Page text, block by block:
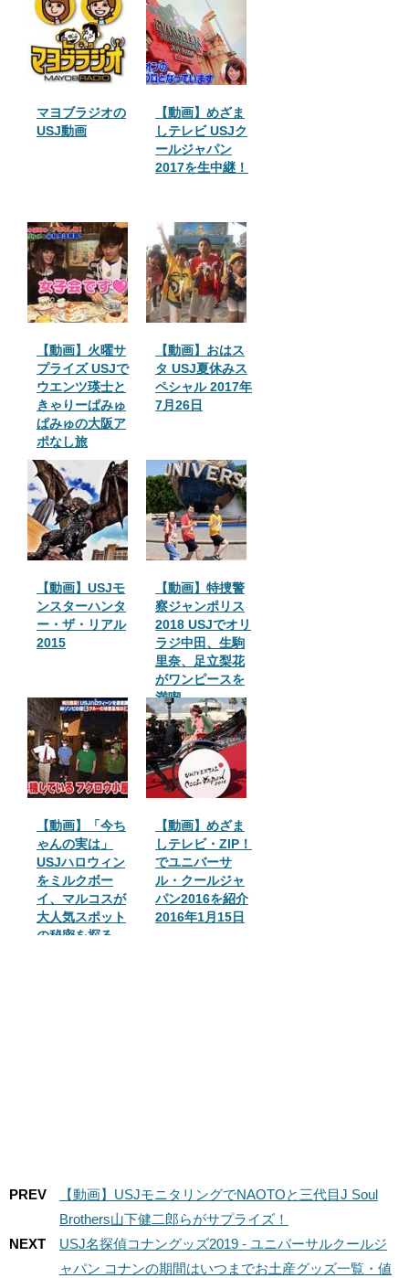
マヨブラジオの
USJ動画
【動画】めざま
しテレビ USJク
ールジャパン
2017を生中継！
【動画】火曜サ
プライズ USJで
ウエンツ瑛士と
きゃりーぱみゅ
ぱみゅの大阪ア
ポなし旅
【動画】おはス
タ USJ夏休みス
ペシャル 2017年
7月26日
【動画】USJモ
ンスターハンタ
ー・ザ・リアル
2015
【動画】特捜警
察ジャンポリス
2018 USJでオリ
ラジ中田、生駒
里奈、足立梨花
がワンピースを
満喫
【動画】「今ち
ゃんの実は」
USJハロウィン
をミルクボー
イ、マルコスが
大人気スポット
の秘密を探る
【動画】めざま
しテレビ・ZIP！
でユニバーサ
ル・クールジャ
パン2016を紹介
2016年1月15日
PREV
【動画】USJモニタリングでNAOTOと三代目J Soul
Brothers山下健二郎らがサプライズ！
NEXT
USJ名探偵コナングッズ2019 - ユニバーサルクールジ
ャパン コナンの期間はいつまでお土産グッズ一覧・値